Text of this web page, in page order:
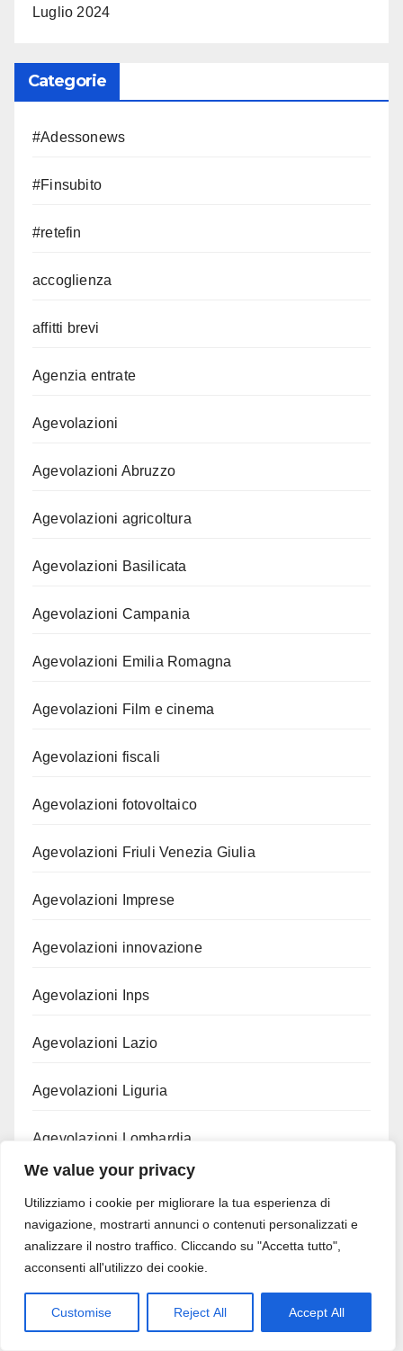
We value your privacy
Utilizziamo i cookie per migliorare la tua esperienza di
navigazione, mostrarti annunci o contenuti personalizzati e
analizzare il nostro traffico. Cliccando su "Accetta tutto",
acconsenti all'utilizzo dei cookie.
Customise Reject All Accept All
Luglio 2024
Categorie
#Adessonews
#Finsubito
#retefin
accoglienza
affitti brevi
Agenzia entrate
Agevolazioni
Agevolazioni Abruzzo
Agevolazioni agricoltura
Agevolazioni Basilicata
Agevolazioni Campania
Agevolazioni Emilia Romagna
Agevolazioni Film e cinema
Agevolazioni fiscali
Agevolazioni fotovoltaico
Agevolazioni Friuli Venezia Giulia
Agevolazioni Imprese
Agevolazioni innovazione
Agevolazioni Inps
Agevolazioni Lazio
Agevolazioni Liguria
Agevolazioni Lombardia
Agevolazioni Nautica
Agevolazioni per il Sud Italia